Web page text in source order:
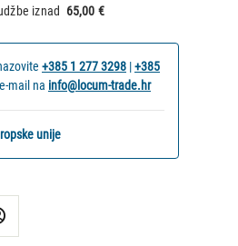
iznad 65,00 €
+385 1 277 3298 |+385
mail na info@locum-trade.hr
unije